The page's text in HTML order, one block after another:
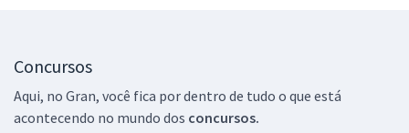
Concursos
Aqui, no Gran, você fica por dentro de tudo o que está
acontecendo no mundo dos concursos.